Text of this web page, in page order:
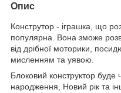
Опис
Конструтор - іграшка, що
популярна. Вона зможе
від дрібної моторики,
мисленням та уявою.
Блоковий конструктор
народження, Новий рік та